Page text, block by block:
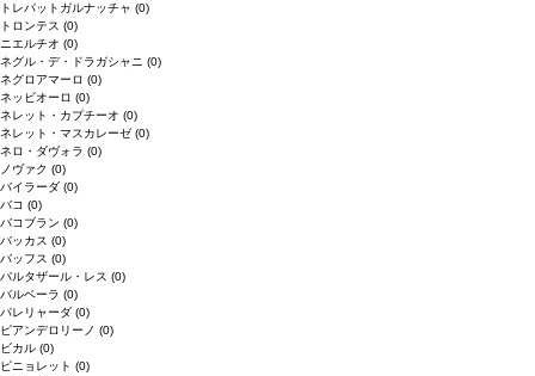
トレパットガルナッチャ (0)
トロンテス (0)
ニエルチオ (0)
ネグル・デ・ドラガシャニ (0)
ネグロアマーロ (0)
ネッビオーロ (0)
ネレット・カプチーオ (0)
ネレット・マスカレーゼ (0)
ネロ・ダヴォラ (0)
ノヴァク (0)
バイラーダ (0)
バコ (0)
バコブラン (0)
バッカス (0)
バッフス (0)
バルタザール・レス (0)
バルベーラ (0)
パレリャーダ (0)
ピアンデロリーノ (0)
ビカル (0)
ピニョレット (0)